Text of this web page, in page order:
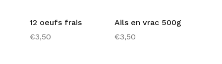
12 oeufs frais
€3,50
Ails en vrac 500g
€3,50